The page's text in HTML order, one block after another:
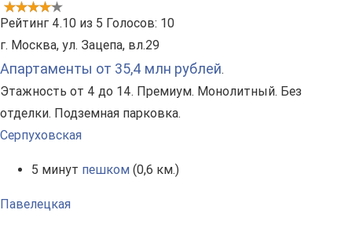
Рейтинг 4.10 из 5 Голосов: 10
г. Москва, ул. Зацепа, вл.29
Апартаменты от 35,4 млн рублей.
Этажность от 4 до 14. Премиум. Монолитный. Без
отделки. Подземная парковка.
Серпуховская
5 минут пешком (0,6 км.)
Павелецкая